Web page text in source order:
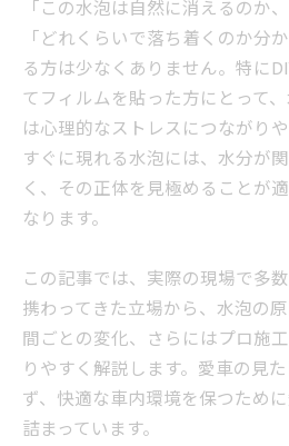
「この水泡は自然に消えるのか
「どれくらいで落ち着くのか分
る方は少なくありません。特に
てフィルムを貼った方にとって
は心理的なストレスにつながり
すぐに現れる水泡には、水分が
く、その正体を見極めることが
なります。
この記事では、実際の現場で多
携わってきた立場から、水泡の
間ごとの変化、さらにはプロ施
りやすく解説します。愛車の見
ず、快適な車内環境を保つため
詰まっています。